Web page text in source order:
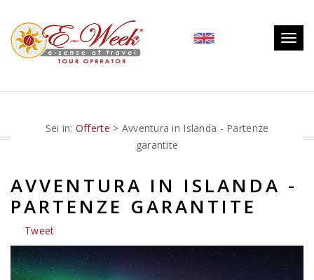
Sei in: Offerte > Avventura in Islanda - Partenze
garantite
AVVENTURA IN ISLANDA -
PARTENZE GARANTITE
Tweet